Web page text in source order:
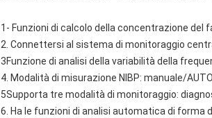
1- Funzioni di calcolo della concentrazione del
2. Connettersi al sistema di monitoraggio
3Funzione di analisi della variabilità della
4. Modalità di misurazione NIBP: manuale/
5Supporta tre modalità di monitoraggio:
6. Ha le funzioni di analisi automatica di forma